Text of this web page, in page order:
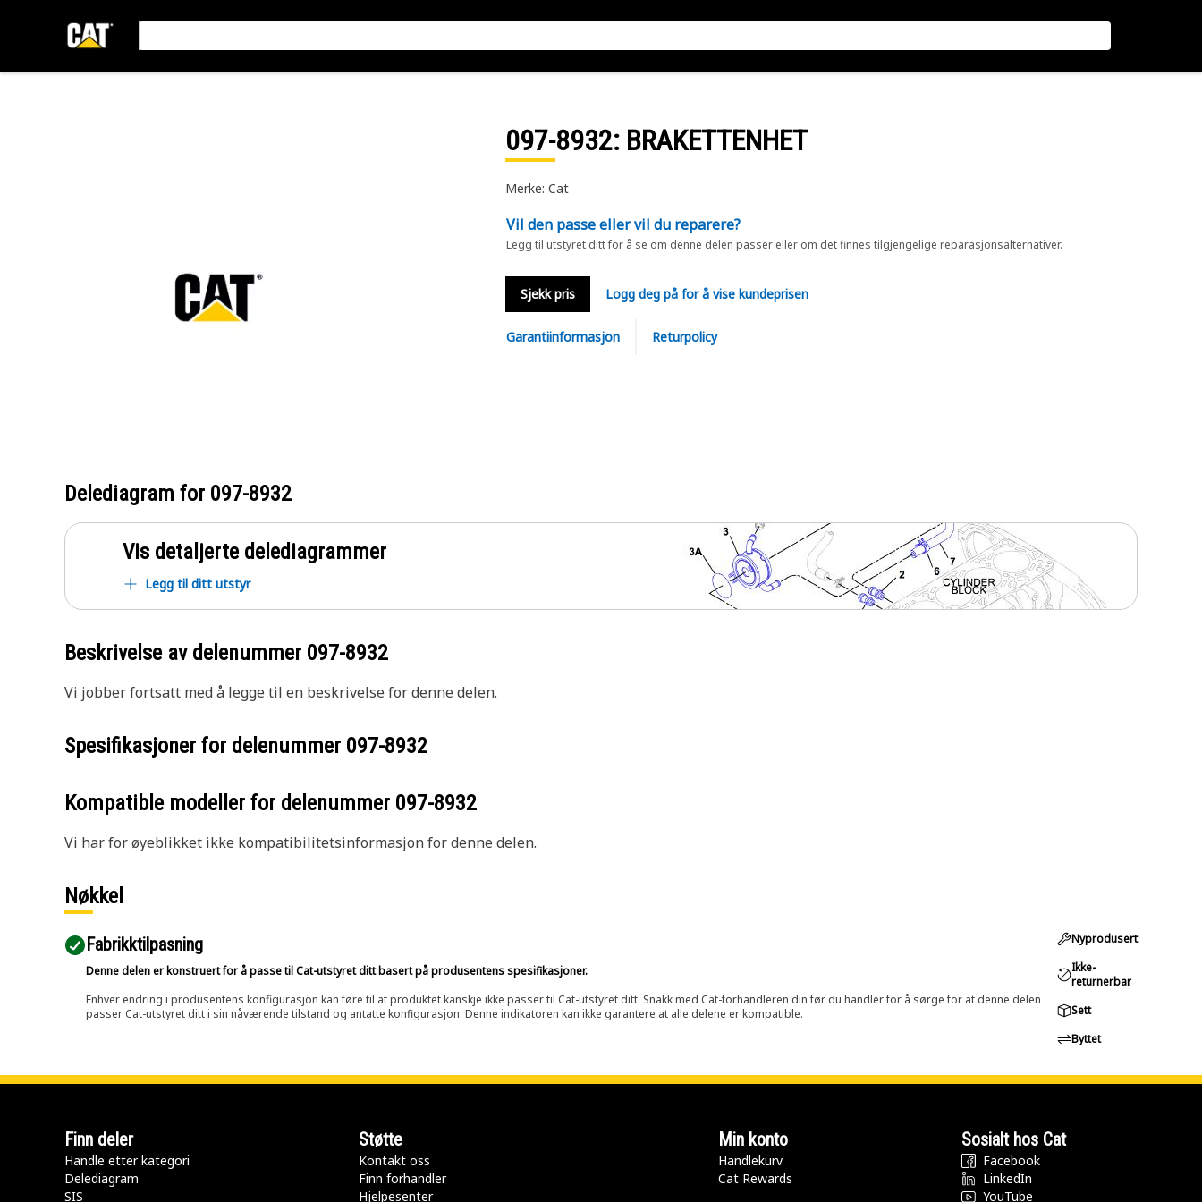
097-8932: BRAKETTENHET
Merke: Cat
Vil den passe eller vil du reparere?
Legg til utstyret ditt for å se om denne delen passer eller om det finnes tilgjengelige reparasjonsalternativer.
Sjekk pris Logg deg på for å vise kundeprisen
Garantiinformasjon Returpolicy
Delediagram for 097-8932
Vis detaljerte delediagrammer
Legg til ditt utstyr
Beskrivelse av delenummer 097-8932
Vi jobber fortsatt med å legge til en beskrivelse for denne delen.
Spesifikasjoner for delenummer 097-8932
Kompatible modeller for delenummer 097-8932
Vi har for øyeblikket ikke kompatibilitetsinformasjon for denne delen.
Nøkkel
Fabrikktilpasning
Denne delen er konstruert for å passe til Cat-utstyret ditt basert på produsentens spesifikasjoner.
Enhver endring i produsentens konfigurasjon kan føre til at produktet kanskje ikke passer til Cat-utstyret ditt. Snakk med Cat-forhandleren din før du handler for å sørge for at denne delen
passer Cat-utstyret ditt i sin nåværende tilstand og antatte konfigurasjon. Denne indikatoren kan ikke garantere at alle delene er kompatible.
Nyprodusert
Ikke-
returnerbar
Sett
Byttet
Finn deler
Handle etter kategori
Delediagram
SIS
Støtte
Kontakt oss
Finn forhandler
Hjelpesenter
Min konto
Handlekurv
Cat Rewards
Sosialt hos Cat
Facebook
LinkedIn
YouTube